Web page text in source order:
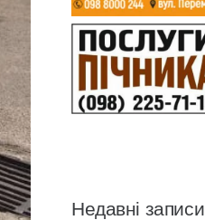
Недавні записи